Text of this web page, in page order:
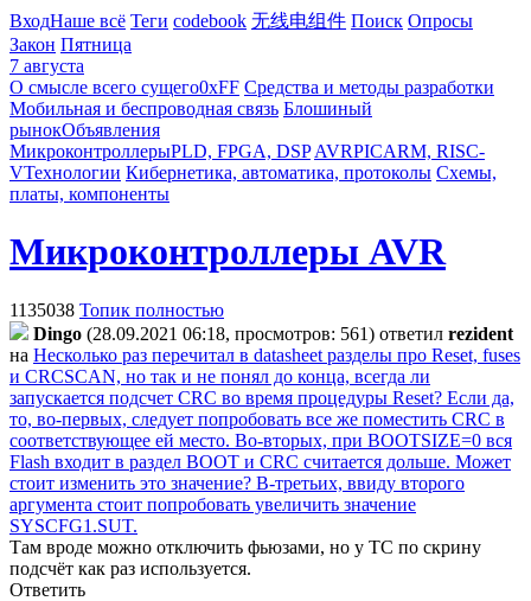
ВходНаше всё Теги codebook 无线电组件 Поиск Опросы
Закон Пятница
7 августа
О смысле всего сущего0xFF Средства и методы разработки
Мобильная и беспроводная связь Блошиный
рынокОбъявления
МикроконтроллерыPLD, FPGA, DSP AVRPICARM, RISC-
VТехнологии Кибернетика, автоматика, протоколы Схемы,
платы, компоненты
Микроконтроллеры AVR
1135038 Топик полностью
Dingo (28.09.2021 06:18, просмотров: 561) ответил rezident
на Несколько раз перечитал в datasheet разделы про Reset, fuses
и CRCSCAN, но так и не понял до конца, всегда ли
запускается подсчет CRC во время процедуры Reset? Если да,
то, во-первых, следует попробовать все же поместить CRC в
соответствующее ей место. Во-вторых, при BOOTSIZE=0 вся
Flash входит в раздел BOOT и CRC считается дольше. Может
стоит изменить это значение? В-третьих, ввиду второго
аргумента стоит попробовать увеличить значение
SYSCFG1.SUT.
Там вроде можно отключить фьюзами, но у ТС по скрину
подсчёт как раз используется.
Ответить